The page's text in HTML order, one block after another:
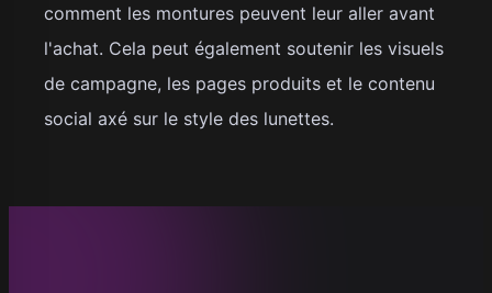
comment les montures peuvent leur aller avant
l'achat. Cela peut également soutenir les visuels
de campagne, les pages produits et le contenu
social axé sur le style des lunettes.